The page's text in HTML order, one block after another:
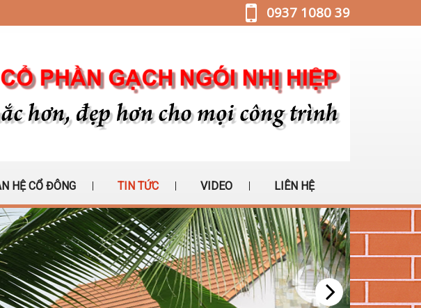
0937 1080 39
HỆ CỔ ĐÔNG TIN TỨC VIDEO LIÊN HỆ